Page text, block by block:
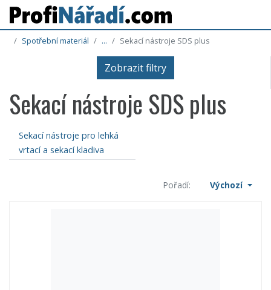
Spotřební materiál ... Sekací nástroje SDS plus
Zobrazit filtry
Sekací nástroje SDS plus
Sekací nástroje pro lehká
vrtací a sekací kladiva
Pořadí: Výchozí